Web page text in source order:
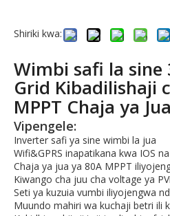
Shiriki kwa:
Wimbi safi la sine
Grid Kibadilishaji
MPPT Chaja ya Jua
Vipengele:
Inverter safi ya sine wimbi la jua
Wifi&GPRS inapatikana kwa IOS
Chaja ya jua ya 80A MPPT
Kiwango cha juu cha voltage ya
Seti ya kuzuia vumbi iliyojengwa
Muundo mahiri wa kuchaji betri ili